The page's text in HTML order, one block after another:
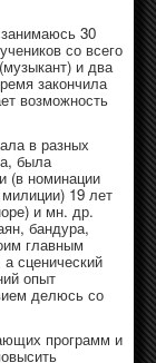
30
со всего
и два
закончила
возможность
в разных
была
(в номинации
19 лет
и мн. др.
бандура,
главным
сценический
опыт
делюсь со
программ и